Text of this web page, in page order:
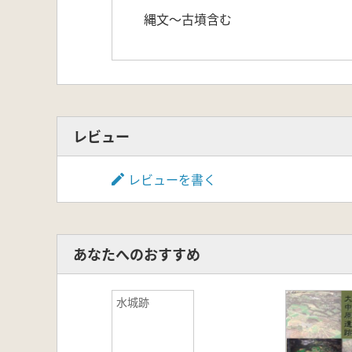
縄文～古墳含む
レビュー
レビューを書く
あなたへのおすすめ
水城跡